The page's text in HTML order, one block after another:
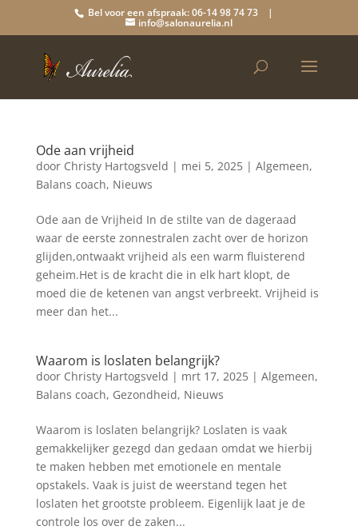
Bel voor een afspraak: 06-14 98 74 73 |
info@salonaurelia.nl
Ode aan vrijheid
door Christy Hartogsveld | mei 5, 2025| Algemeen,
Balans coach, Nieuws
Ode aan de Vrijheid In de stilte van de dageraad
waar de eerste zonnestralen zacht over de horizon
glijden,ontwaakt vrijheid als een warm fluisterend
geheim.Het is de kracht die in elk hart klopt, de
moed die de ketenen van angst verbreekt. Vrijheid is
meer dan het...
Waarom is loslaten belangrijk?
door Christy Hartogsveld | mrt 17, 2025| Algemeen,
Balans coach, Gezondheid, Nieuws
Waarom is loslaten belangrijk? Loslaten is vaak
gemakkelijker gezegd dan gedaan omdat we hierbij
te maken hebben met emotionele en mentale
opstakels. Vaak is juist de weerstand tegen het
loslaten het grootste probleem. Eigenlijk laat je de
controle los over de zaken...